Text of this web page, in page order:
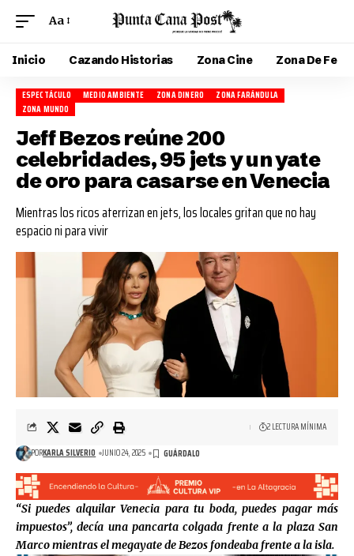
Aa
Inicio Cazando Historias Zona Cine Zona De Fe
ESPECTÁCULO MEDIO AMBIENTE ZONA DINERO
ZONA FARÁNDULA
ZONA MUNDO
Jeff Bezos reúne 200
celebridades, 95 jets y un yate
de oro para casarse en Venecia
Mientras los ricos aterrizan en jets, los locales gritan que no hay
espacio ni para vivir
PORKARLA SILVERIO JUNIO 24, 2025
2 LECTURA MÍNIMA
“Si puedes alquilar Venecia para tu boda, puedes pagar más
impuestos”, decía una pancarta colgada frente a la plaza San
Marco mientras el megayate de Bezos fondeaba frente a la isla.